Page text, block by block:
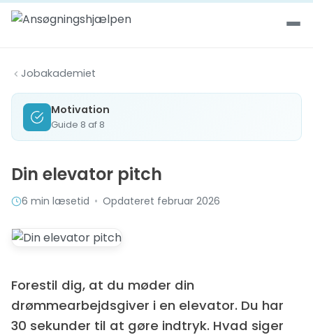
Spring til indhold
Jobakademiet
Motivation
Guide 8 af 8
Din elevator pitch
6 min læsetid • Opdateret februar 2026
Forestil dig, at du møder din
drømmearbejdsgiver i en elevator. Du har
30 sekunder til at gøre indtryk. Hvad siger